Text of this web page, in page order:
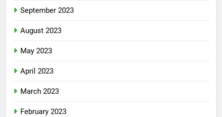
September 2023
August 2023
May 2023
April 2023
March 2023
February 2023